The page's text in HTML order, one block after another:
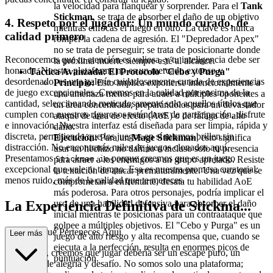
la velocidad para flanquear y sorprender. Para el Tank
Stickman, se trata de absorber el daño de un objetivo
mientras enfocas el fuego en otro. La clave es nunca
romper la cadena de agresión. El "Depredador Apex"
no se trata de perseguir; se trata de posicionarte donde
la próxima muerte siempre esté al alcance.
Táctica Avanzada: El Protocolo "Cebo y Purga"
Principio:Esto implica exponerse intencionalmente a
una amenaza menor para atraer a múltiples oponentes a
un área concentrada, preparándolos para un devastador
ataque de área de efecto (AoE) o de ráfaga de alto
daño.
Ejecución:Para unMage Stickman, esto significa
usar un hechizo no dañino o incluso solo tu presencia
para atraer a los enemigos a un grupo apretado. Resiste
la tentación de atacar prematuramente. Una vez que se
comprometan a enfrentarte, desata tu habilidad AoE
más poderosa. Para otros personajes, podría implicar el
uso de una habilidad defensiva para absorber el daño
inicial mientras te posicionas para un contraataque que
golpee a múltiples objetivos. El "Cebo y Purga" es un
juego de alto riesgo y alta recompensa que, cuando se
ejecuta a la perfección, resulta en enormes picos de
puntuación.
4. Respeto por el jugador: Un mundo curado, de
calidad primero
Reconocemos que tu atención es valiosa, y tu inteligencia debe ser
honrada. Nuestra plataforma no es un mercado extenso y
desordenado; es una galería cuidadosamente curada de experiencias
de juego excepcionales. Creemos en la calidad por encima de la
cantidad, seleccionando meticulosamente solo aquellos títulos que
cumplen con nuestros rigurosos estándares de participación, disfrute
e innovación. Nuestra interfaz está diseñada para ser limpia, rápida y
discreta, permitiendo que los juegos en sí mismos brillen sin
distracción. No encontrarás miles de juegos clonados aquí.
PresentamosStickman.ioporque creemos que es un juego
excepcional que vale tu tiempo. Esa es nuestra promesa curatorial:
menos ruido, más de la calidad que te mereces.
La Experiencia Definitiva de Stickma...
n.io: Por Qué Perteneces Aquí
En esencia, creemos que jugar debería ser un escape puro, un
manantial de alegría y desafío. No somos solo una plataforma;
Leer más